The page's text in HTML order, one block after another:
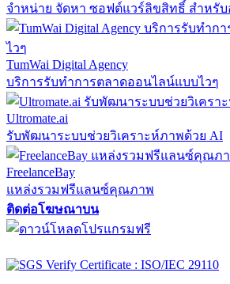
จำหน่าย จัดหา ซอฟต์แวร์ลิขสิทธิ์ สำหรับ
TumWai Digital Agency
บริการรับทำการตลาดออนไลน์แบบไวๆ
Ultromate.ai
รับพัฒนาระบบช่วยวิเคราะห์ภาพด้วย AI
FreelanceBay
แหล่งรวมฟรีแลนซ์คุณภาพ
ติดต่อโฆษณาบน